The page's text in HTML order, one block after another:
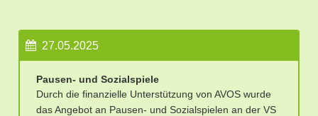
27.05.2025
Pausen- und Sozialspiele
Durch die finanzielle Unterstützung von AVOS wurde
das Angebot an Pausen- und Sozialspielen an der VS